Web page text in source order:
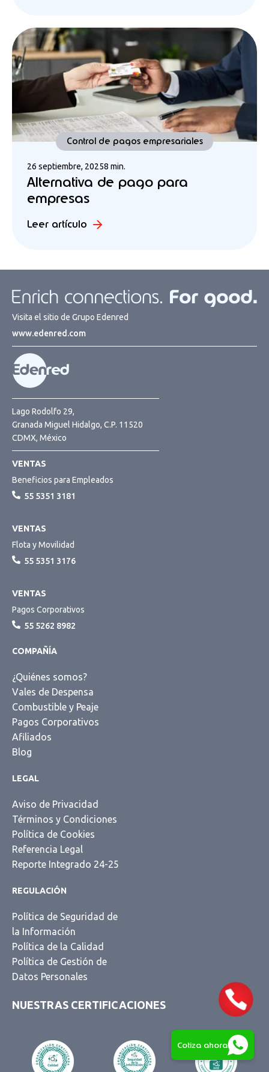
Control de pagos empresariales
26 septiembre, 20258 min.
Alternativa de pago para
empresas
Leer artículo
Visita el sitio de Grupo Edenred
www.edenred.com
Lago Rodolfo 29,
Granada Miguel Hidalgo, C.P. 11520
CDMX, México
VENTAS
Beneficios para Empleados
55 5351 3181
VENTAS
Flota y Movilidad
55 5351 3176
VENTAS
Pagos Corporativos
55 5262 8982
COMPAÑÍA
¿Quiénes somos?
Vales de Despensa
Combustible y Peaje
Pagos Corporativos
Afiliados
Blog
LEGAL
Aviso de Privacidad
Términos y Condiciones
Política de Cookies
Referencia Legal
Reporte Integrado 24-25
REGULACIÓN
Política de Seguridad de
la Información
Política de la Calidad
Política de Gestión de
Datos Personales
NUESTRAS CERTIFICACIONES
Cotiza ahora